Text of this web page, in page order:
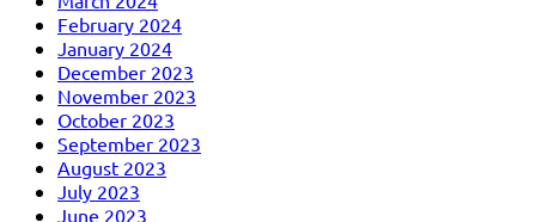
February 2024
January 2024
December 2023
November 2023
October 2023
September 2023
August 2023
July 2023
June 2023